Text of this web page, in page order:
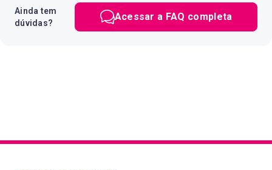
Ainda tem
dúvidas?
Acessar a FAQ completa